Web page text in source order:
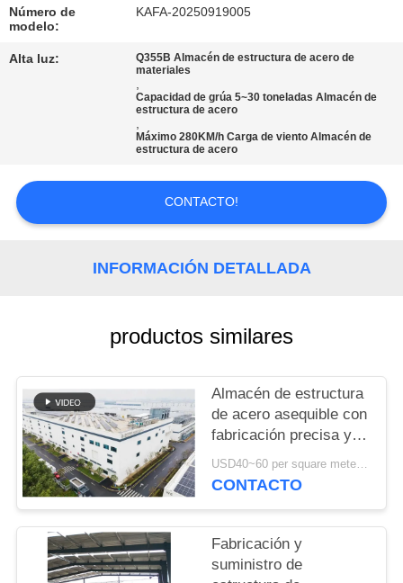
CONTROL
CONTACTA
NOSOTROS
POLÍTICA
DE
PRIVACIDAD
Número de
modelo:
KAFA-20250919005
Alta luz:
Q355B Almacén de estructura de acero de
materiales
,
Capacidad de grúa 5~30 toneladas Almacén de
estructura de acero
,
Máximo 280KM/h Carga de viento Almacén de
estructura de acero
CONTACTO!
INFORMACIÓN DETALLADA
productos similares
Almacén de estructura
de acero asequible con
fabricación precisa y
solución de entrega
integral
USD40~60 per square meter MOQ:1000 sqm
CONTACTO
Fabricación y
suministro de